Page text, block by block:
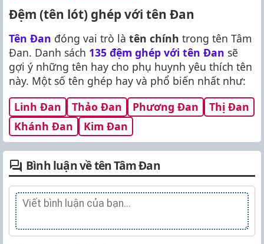
Đệm (tên lót) ghép với tên Đan
Tên Đan đóng vai trò là tên chính trong tên Tâm
Đan. Danh sách 135 đệm ghép với tên Đan sẽ
gợi ý những tên hay cho phụ huynh yêu thích tên
này. Một số tên ghép hay và phổ biến nhất như:
Linh Đan
Thảo Đan Phương Đan
Thị Đan
Khánh Đan
Kim Đan
Bình luận về tên Tâm Đan